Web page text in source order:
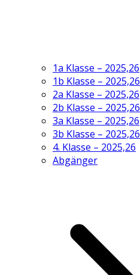
1a Klasse – 2025,26
1b Klasse – 2025,26
2a Klasse – 2025,26
2b Klasse – 2025,26
3a Klasse – 2025,26
3b Klasse – 2025,26
4. Klasse – 2025,26
Abgänger